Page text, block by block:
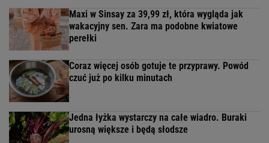
Maxi w Sinsay za 39,99 zł, która wygląda jak
wakacyjny sen. Zara ma podobne kwiatowe
perełki
Coraz więcej osób gotuje te przyprawy. Powód
czuć już po kilku minutach
Jedna łyżka wystarczy na całe wiadro. Buraki
urosną większe i będą słodsze